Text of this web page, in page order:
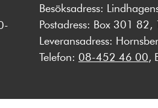
Besöksadress:
Postadress: Box 301
Leveransadress:
Telefon: 08-452 46 00,